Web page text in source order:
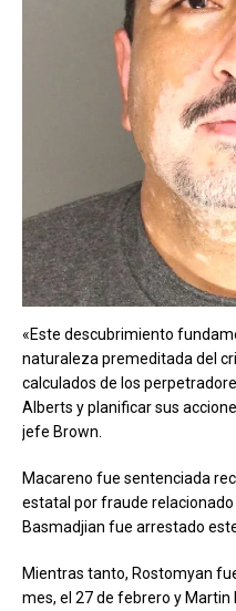
«Este descubrimiento
naturaleza premeditada del
calculados de los
Alberts y planificar sus
jefe Brown.
Macareno fue sentenciada
estatal por fraude
Basmadjian fue arrestado
Mientras tanto, Rostomyan
mes, el 27 de febrero y